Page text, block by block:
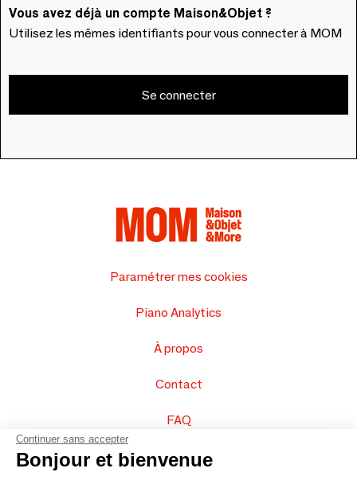
Vous avez déjà un compte Maison&Objet ?
Utilisez les mêmes identifiants pour vous connecter à MOM
Se connecter
Paramétrer mes cookies
Piano Analytics
À propos
Contact
FAQ
Vendez vos produits
Continuer sans accepter
Bonjour et bienvenue